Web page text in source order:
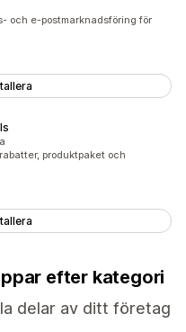
och e-postmarknadsföring för
produktpaket och
efter kategori
delar av ditt företag